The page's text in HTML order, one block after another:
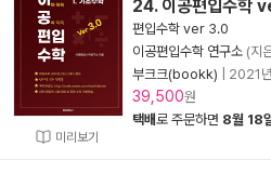
미리보기
24. 이공편입수학
편입수학 ver 3.0
이공편입수학 연구소 (지
부크크(bookk)
2021
39,500원
택배로 주문하면 8월 18